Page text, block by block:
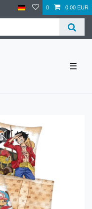
0 0,00 EUR
☰